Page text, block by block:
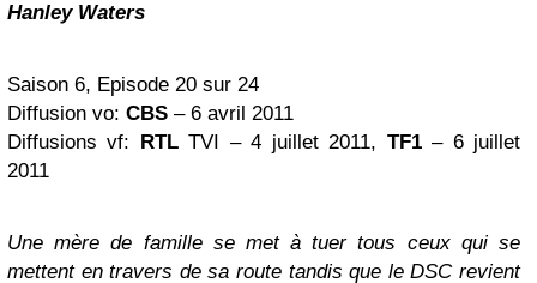
Hanley Waters
Saison 6, Episode 20 sur 24
Diffusion vo: CBS – 6 avril 2011
Diffusions vf: RTLTVI – 4 juillet 2011, TF1– 6 juillet
2011
Une mère de famille se met à tuer tous ceux qui se
mettent en travers de sa route tandis que le DSC revient